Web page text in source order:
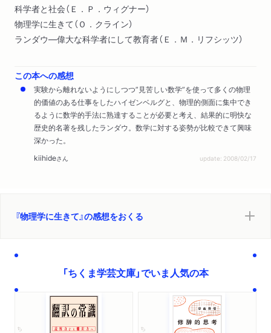
科学者と社会（Ｅ．Ｐ．ウィグナー）
物理学に生きて（Ｏ．クライン）
ランダウ―偉大な科学者にして教育者（Ｅ．Ｍ．リフシッツ）
この本への感想
実験から離れないようにしつつ”見苦しい数学”を使って多くの物理
的価値のある仕事をしたハイゼンベルグと、物理的側面に集中でき
るように数学的手法に熟達することが必要と考え、結果的に明快な
歴史的名著を残したランダウ。数学に対する姿勢が比較できて興味
深かった。
kiihideさん update: 2008/02/17
『物理学に生きて』の感想をおくる
「ちくま学芸文庫」でいま人気の本